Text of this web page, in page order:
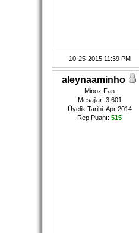
10-25-2015 11:39 PM
aleynaaminho
Minoz Fan
Mesajlar: 3,601
Üyelik Tarihi: Apr 2014
Rep Puanı: 515